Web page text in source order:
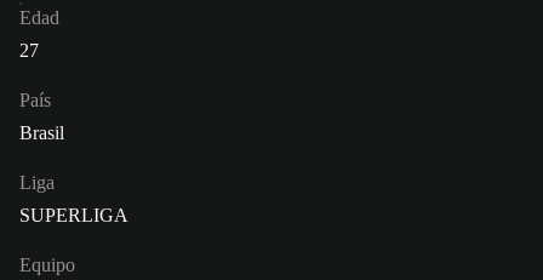
Edad
27
País
Brasil
Liga
SUPERLIGA
Equipo